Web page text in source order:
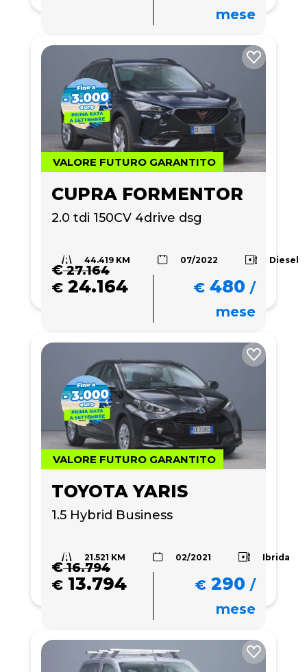
mese
VALORE FUTURO GARANTITO
CUPRA FORMENTOR
2.0 tdi 150CV 4drive dsg
44.419 KM 07/2022 Diesel
€27.164
€ 24.164 € 480 /
mese
VALORE FUTURO GARANTITO
TOYOTA YARIS
1.5 Hybrid Business
21.521 KM 02/2021 Ibrida
€16.794
€ 13.794 € 290 /
mese